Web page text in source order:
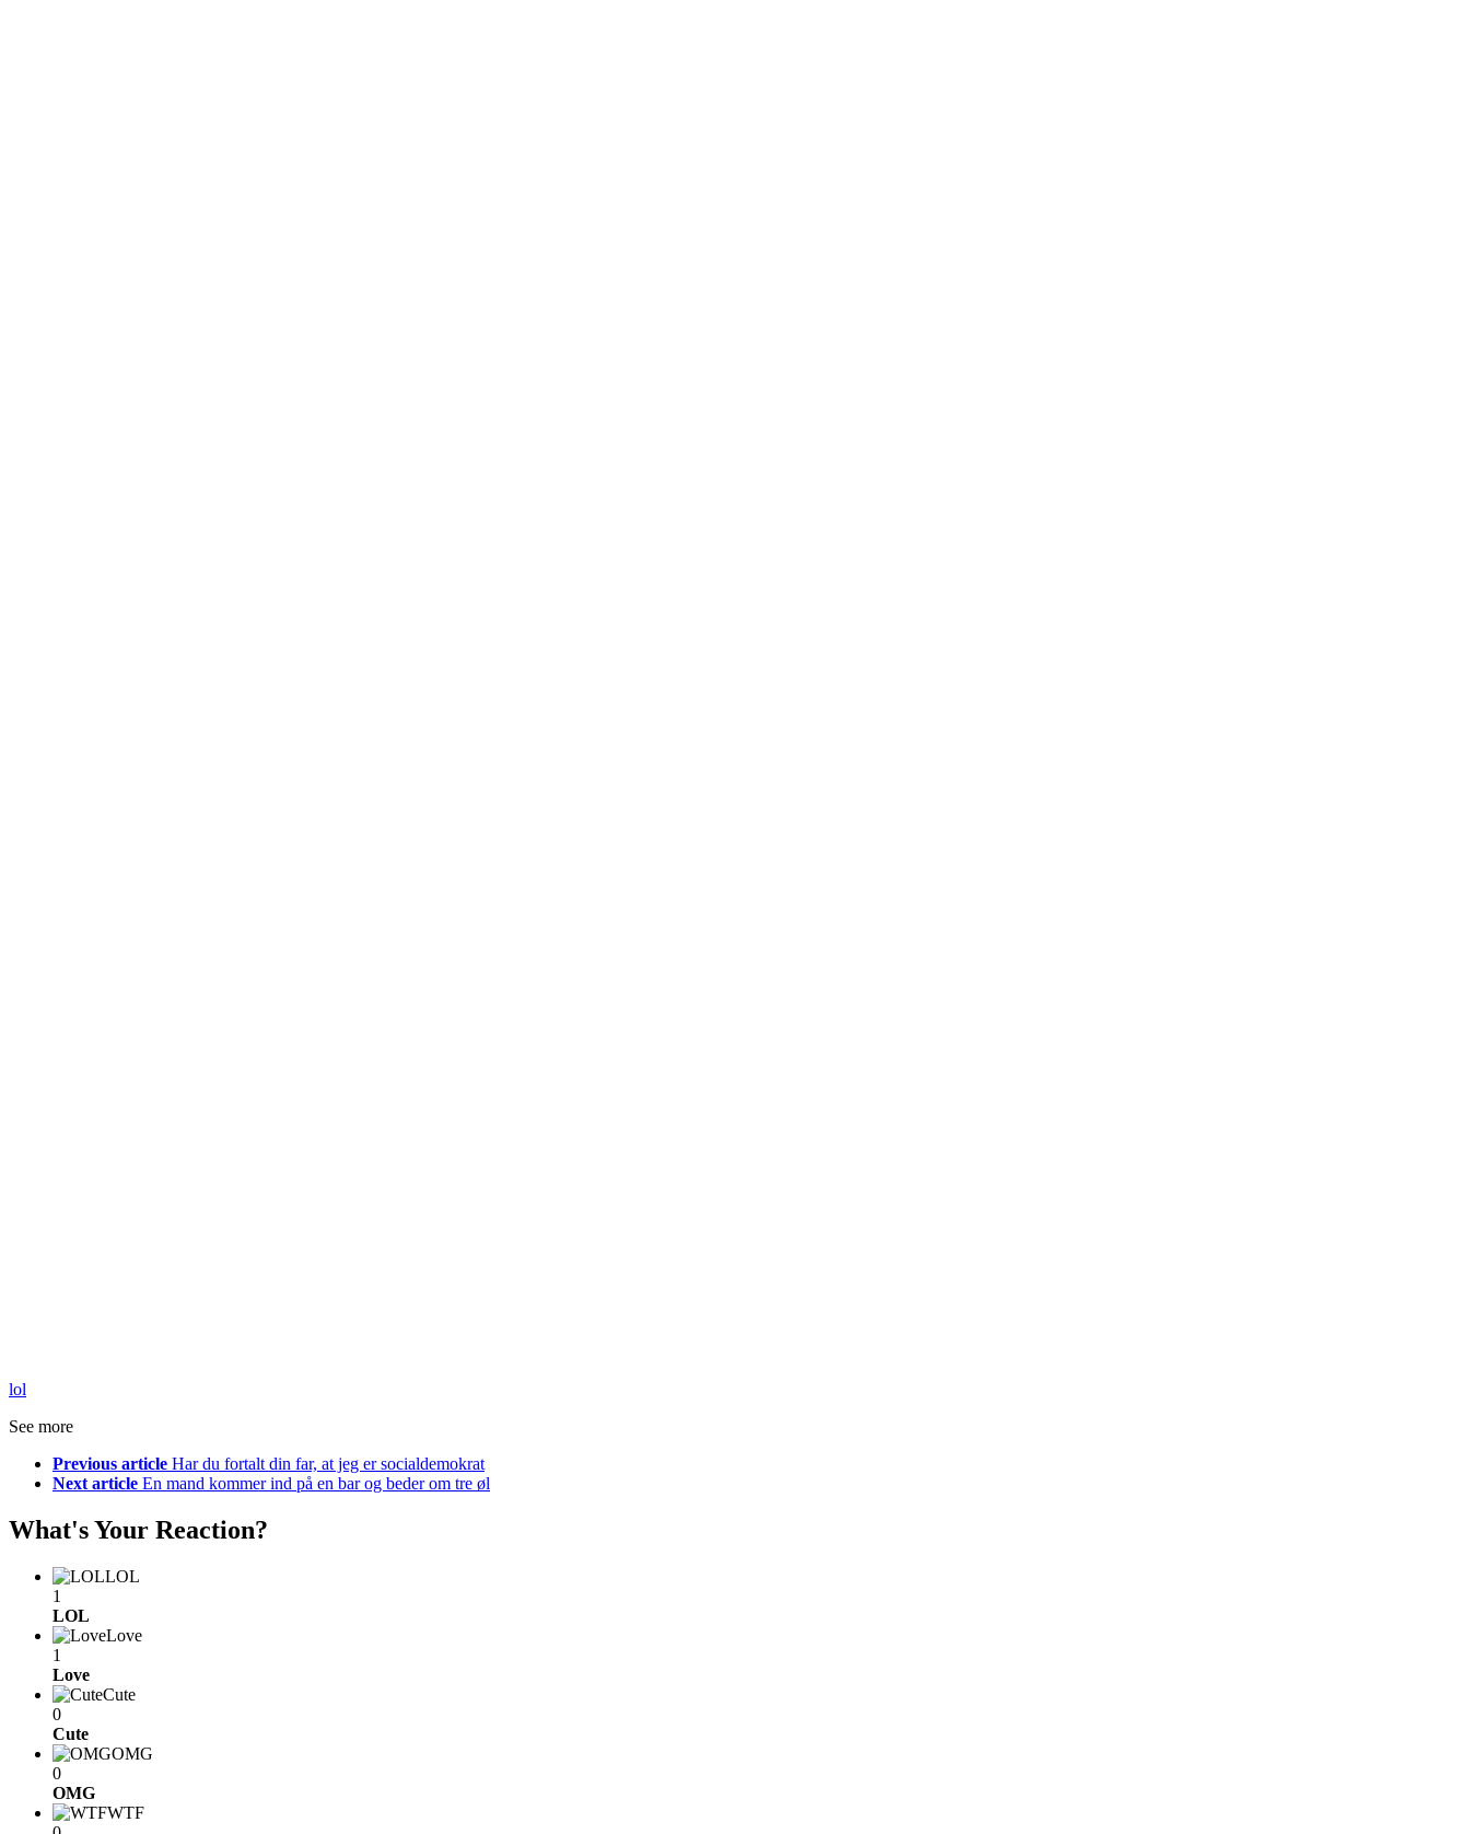
lol
See more
Previous article Har du fortalt din far, at jeg er socialdemokrat
Next article En mand kommer ind på en bar og beder om tre øl
What's Your Reaction?
LOL
1
LOL
Love
1
Love
Cute
0
Cute
OMG
0
OMG
WTF